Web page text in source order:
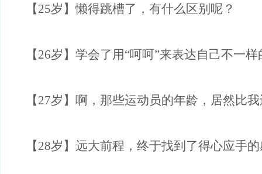
【25岁】懒得跳槽了，有什么区别呢？
【26岁】学会了用“呵呵”来表达自己不一
【27岁】啊，那些运动员的年龄，居然比
【28岁】远大前程，终于找到了得心应手